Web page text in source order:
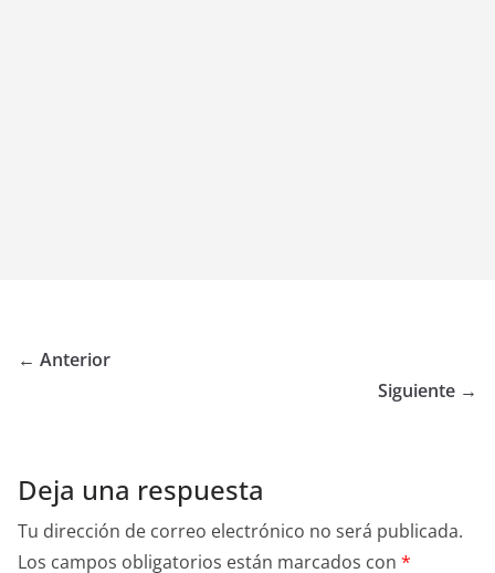
← Anterior
Siguiente →
Deja una respuesta
Tu dirección de correo electrónico no será publicada.
Los campos obligatorios están marcados con *